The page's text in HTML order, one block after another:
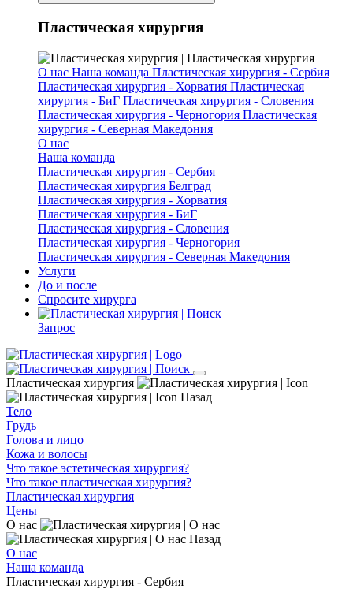
Пластическая хирургия
О нас Наша команда Пластическая хирургия - Сербия
Пластическая хирургия - Хорватия Пластическая
хирургия - БиГ Пластическая хирургия - Словения
Пластическая хирургия - Черногория Пластическая
хирургия - Северная Македония
О нас
Наша команда
Пластическая хирургия - Сербия
Пластическая хирургия Белград
Пластическая хирургия - Хорватия
Пластическая хирургия - БиГ
Пластическая хирургия - Словения
Пластическая хирургия - Черногория
Пластическая хирургия - Северная Македония
Услуги
До и после
Спросите хирурга
Запрос
Пластическая хирургия
Назад
Тело
Грудь
Голова и лицо
Кожа и волосы
Что такое эстетическая хирургия?
Что такое пластическая хирургия?
Пластическая хирургия
Цены
О нас
Назад
О нас
Наша команда
Пластическая хирургия - Сербия